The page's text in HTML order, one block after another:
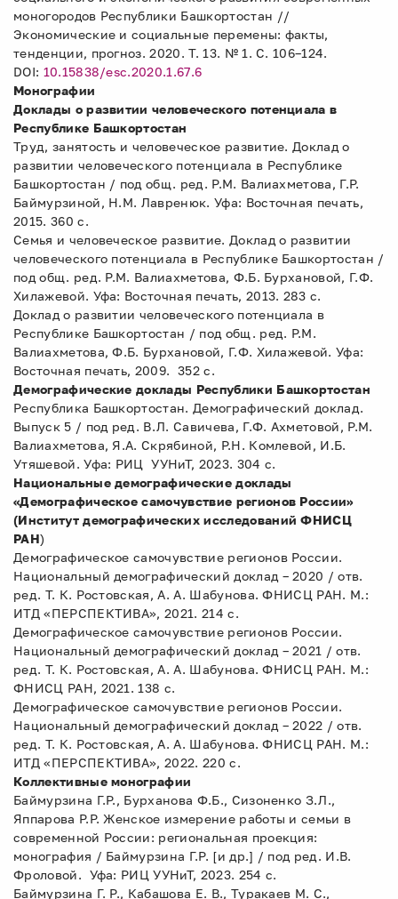
моногородов Республики Башкортостан //
Экономические и социальные перемены: факты,
тенденции, прогноз. 2020. Т. 13. № 1. С. 106–124.
DOI: 10.15838/esc.2020.1.67.6
Монографии
Доклады о развитии человеческого потенциала в
Республике Башкортостан
Труд, занятость и человеческое развитие. Доклад о
развитии человеческого потенциала в Республике
Башкортостан / под общ. ред. Р.М. Валиахметова, Г.Р.
Баймурзиной, Н.М. Лавренюк. Уфа: Восточная печать,
2015. 360 с.
Семья и человеческое развитие. Доклад о развитии
человеческого потенциала в Республике Башкортостан /
под общ. ред. Р.М. Валиахметова, Ф.Б. Бурхановой, Г.Ф.
Хилажевой. Уфа: Восточная печать, 2013. 283 с.
Доклад о развитии человеческого потенциала в
Республике Башкортостан / под общ. ред. Р.М.
Валиахметова, Ф.Б. Бурхановой, Г.Ф. Хилажевой. Уфа:
Восточная печать, 2009. 352 с.
Демографические доклады Республики Башкортостан
Республика Башкортостан. Демографический доклад.
Выпуск 5 / под ред. В.Л. Савичева, Г.Ф. Ахметовой, Р.М.
Валиахметова, Я.А. Скрябиной, Р.Н. Комлевой, И.Б.
Утяшевой. Уфа: РИЦ УУНиТ, 2023. 304 с.
Национальные демографические доклады
«Демографическое самочувствие регионов России»
(Институт демографических исследований ФНИСЦ
РАН)
Демографическое самочувствие регионов России.
Национальный демографический доклад – 2020 / отв.
ред. Т. К. Ростовская, А. А. Шабунова. ФНИСЦ РАН. М.:
ИТД «ПЕРСПЕКТИВА», 2021. 214 с.
Демографическое самочувствие регионов России.
Национальный демографический доклад – 2021 / отв.
ред. Т. К. Ростовская, А. А. Шабунова. ФНИСЦ РАН. М.:
ФНИСЦ РАН, 2021. 138 с.
Демографическое самочувствие регионов России.
Национальный демографический доклад – 2022 / отв.
ред. Т. К. Ростовская, А. А. Шабунова. ФНИСЦ РАН. М.:
ИТД «ПЕРСПЕКТИВА», 2022. 220 с.
Коллективные монографии
Баймурзина Г.Р., Бурханова Ф.Б., Сизоненко З.Л.,
Яппарова Р.Р. Женское измерение работы и семьи в
современной России: региональная проекция:
монография / Баймурзина Г.Р. [и др.] / под ред. И.В.
Фроловой. Уфа: РИЦ УУНиТ, 2023. 254 с.
Баймурзина Г. Р., Кабашова Е. В., Туракаев М. С.,